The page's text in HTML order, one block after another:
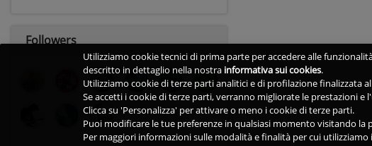
Followers
Utilizziamo cookie tecnici di prima parte per accedere alle
descritto in dettaglio nella nostra informativa sui cookies.
Utilizziamo cookie di terze parti analitici e di profilazione finalizzata
Se accetti i cookie di terze parti, verranno migliorate le prestazioni
Clicca su 'Personalizza' per attivare o meno i cookie di terze parti.
Puoi modificare le tue preferenze in qualsiasi momento visitando la
Per maggiori informazioni sulle modalità e finalità per cui